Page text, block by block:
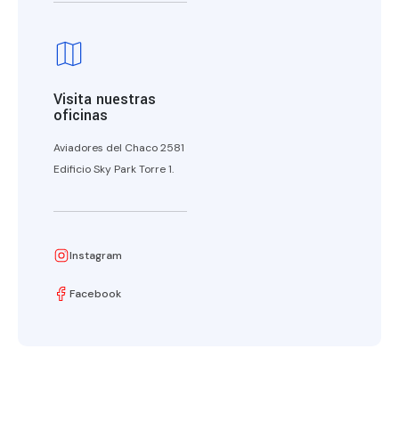
Visita nuestras
oficinas
Aviadores del Chaco 2581
Edificio Sky Park Torre 1.
Instagram
Facebook